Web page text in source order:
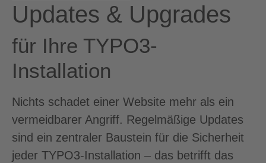
Updates & Upgrades
für Ihre TYPO3-
Installation
Nichts schadet einer Website mehr als ein
vermeidbarer Angriff. Regelmäßige Updates
sind ein zentraler Baustein für die Sicherheit
jeder TYPO3-Installation – das betrifft das